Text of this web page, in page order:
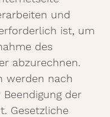
und
ist, um
des
abzurechnen.
werden nach
der
Gesetzliche